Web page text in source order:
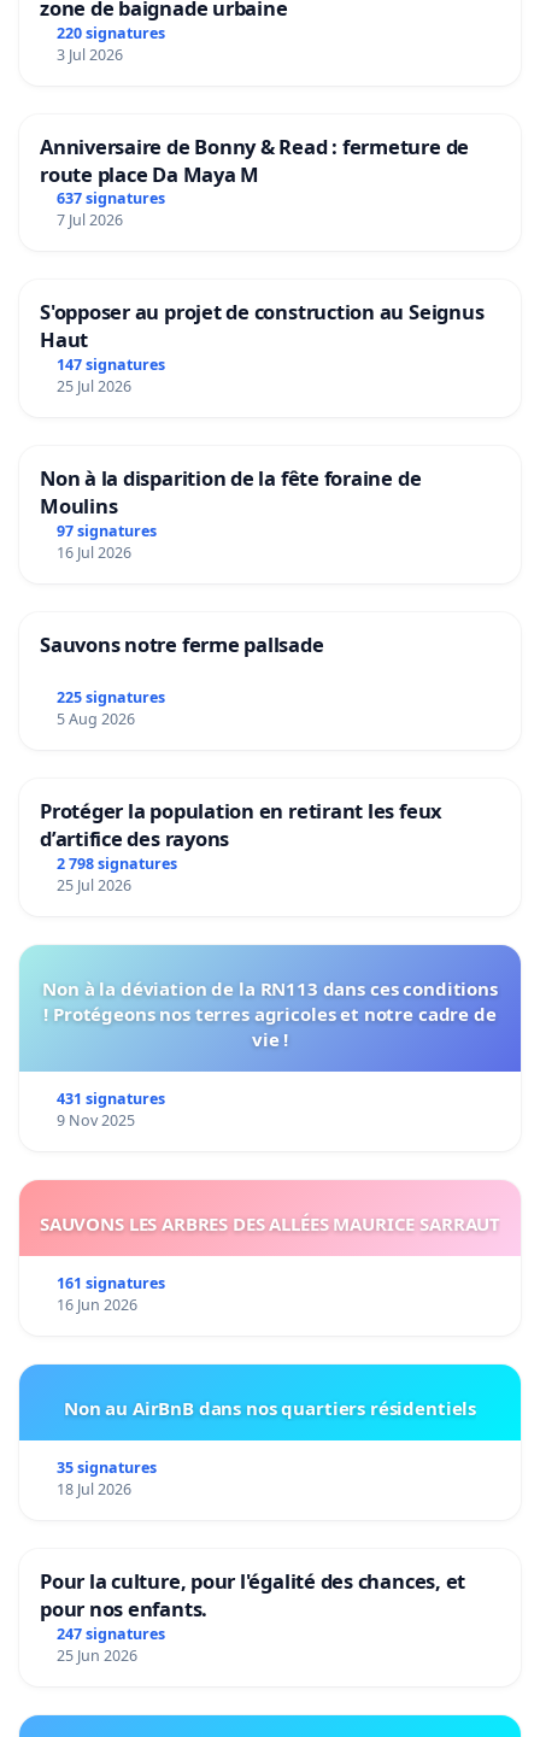
zone de baignade urbaine
220 signatures
3 Jul 2026
Anniversaire de Bonny & Read : fermeture de
route place Da Maya M
637 signatures
7 Jul 2026
S'opposer au projet de construction au Seignus
Haut
147 signatures
25 Jul 2026
Non à la disparition de la fête foraine de
Moulins
97 signatures
16 Jul 2026
Sauvons notre ferme pallsade
225 signatures
5 Aug 2026
Protéger la population en retirant les feux
d’artifice des rayons
2 798 signatures
25 Jul 2026
Non à la déviation de la RN113 dans ces conditions
! Protégeons nos terres agricoles et notre cadre de
vie !
431 signatures
9 Nov 2025
SAUVONS LES ARBRES DES ALLÉES MAURICE SARRAUT
161 signatures
16 Jun 2026
Non au AirBnB dans nos quartiers résidentiels
35 signatures
18 Jul 2026
Pour la culture, pour l'égalité des chances, et
pour nos enfants.
247 signatures
25 Jun 2026